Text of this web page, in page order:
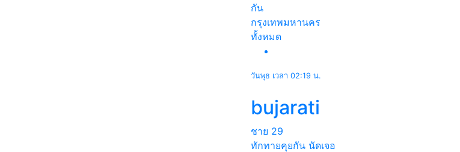
กัน
กรุงเทพมหานคร
ทั้งหมด
วันพุธ เวลา 02:19 น.
bujarati
ชาย 29
ทักทายคุยกัน นัดเจอ